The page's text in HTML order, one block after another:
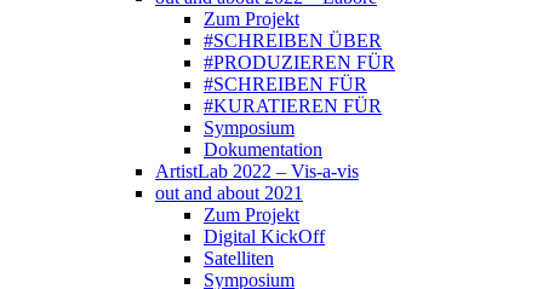
Zum Projekt
#SCHREIBEN ÜBER
#PRODUZIEREN FÜR
#SCHREIBEN FÜR
#KURATIEREN FÜR
Symposium
Dokumentation
ArtistLab 2022 – Vis-a-vis
out and about 2021
Zum Projekt
Digital KickOff
Satelliten
Symposium